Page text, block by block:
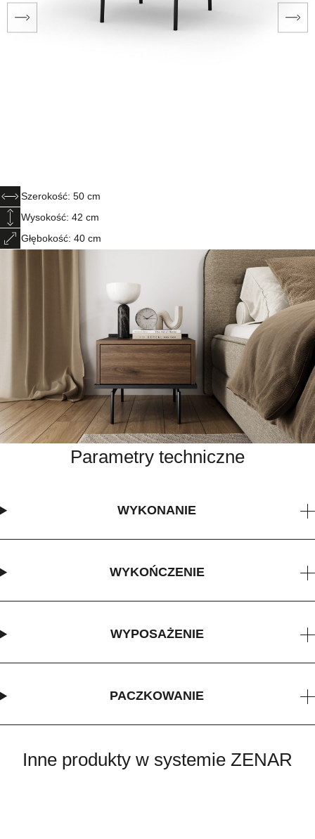
Szerokość: 50 cm
Wysokość: 42 cm
Głębokość: 40 cm
Parametry techniczne
WYKONANIE
WYKOŃCZENIE
WYPOSAŻENIE
PACZKOWANIE
Inne produkty w systemie ZENAR